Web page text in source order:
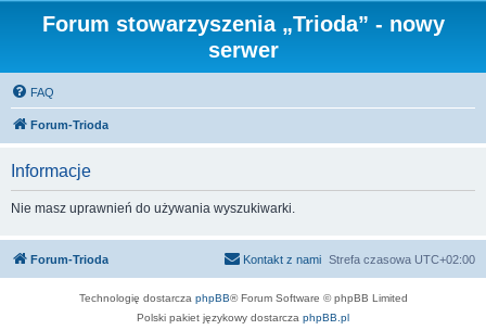
Forum stowarzyszenia „Trioda” - nowy
serwer
FAQ
Forum-Trioda
Informacje
Nie masz uprawnień do używania wyszukiwarki.
Forum-Trioda Strefa czasowa UTC+02:00
Kontakt z nami
Technologię dostarcza phpBB® Forum Software © phpBB Limited
Polski pakiet językowy dostarcza phpBB.pl